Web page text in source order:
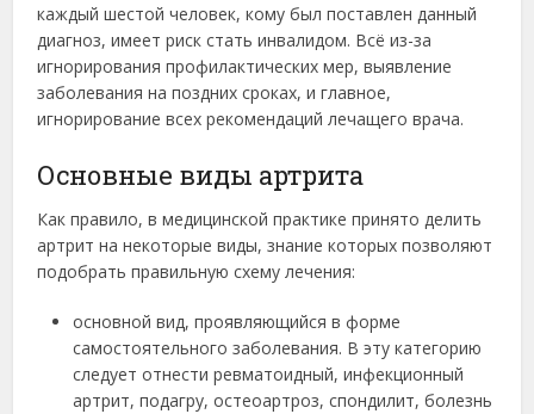
каждый шестой человек, кому был поставлен данный
диагноз, имеет риск стать инвалидом. Всё из-за
игнорирования профилактических мер, выявление
заболевания на поздних сроках, и главное,
игнорирование всех рекомендаций лечащего врача.
Основные виды артрита
Как правило, в медицинской практике принято делить
артрит на некоторые виды, знание которых позволяют
подобрать правильную схему лечения:
основной вид, проявляющийся в форме
самостоятельного заболевания. В эту категорию
следует отнести ревматоидный, инфекционный
артрит, подагру, остеоартроз, спондилит, болезнь